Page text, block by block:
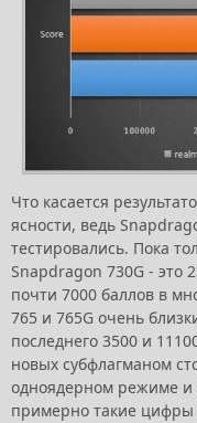
Что касается
ясности, ведь
тестировались. Пока
Snapdragon 730G - это
почти 7000 баллов в
765 и 765G очень
последнего 3500 и
новых субфлагманом
одноядерном режиме и
примерно такие цифры